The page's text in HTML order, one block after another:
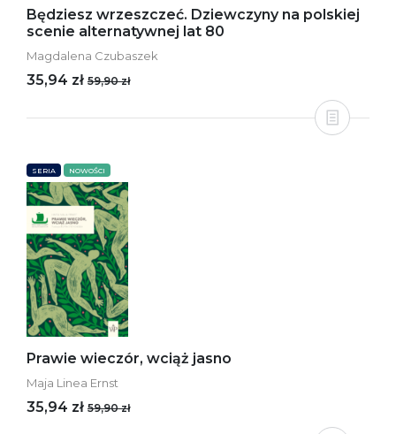
Będziesz wrzeszczeć. Dziewczyny na polskiej
scenie alternatywnej lat 80
Magdalena Czubaszek
35,94 zł 59,90 zł
SERIA NOWOŚCI
Prawie wieczór, wciąż jasno
Maja Linea Ernst
35,94 zł 59,90 zł